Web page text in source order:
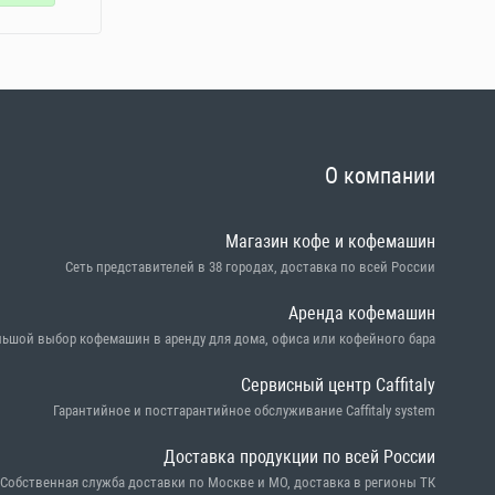
О компании
Магазин кофе и кофемашин
Сеть представителей в 38 городах, доставка по всей России
Аренда кофемашин
выбор кофемашин в аренду для дома, офиса или кофейного бара
Сервисный центр Caffitaly
Гарантийное и постгарантийное обслуживание Caffitaly system
Доставка продукции по всей России
Собственная служба доставки по Москве и МО, доставка в регионы ТК